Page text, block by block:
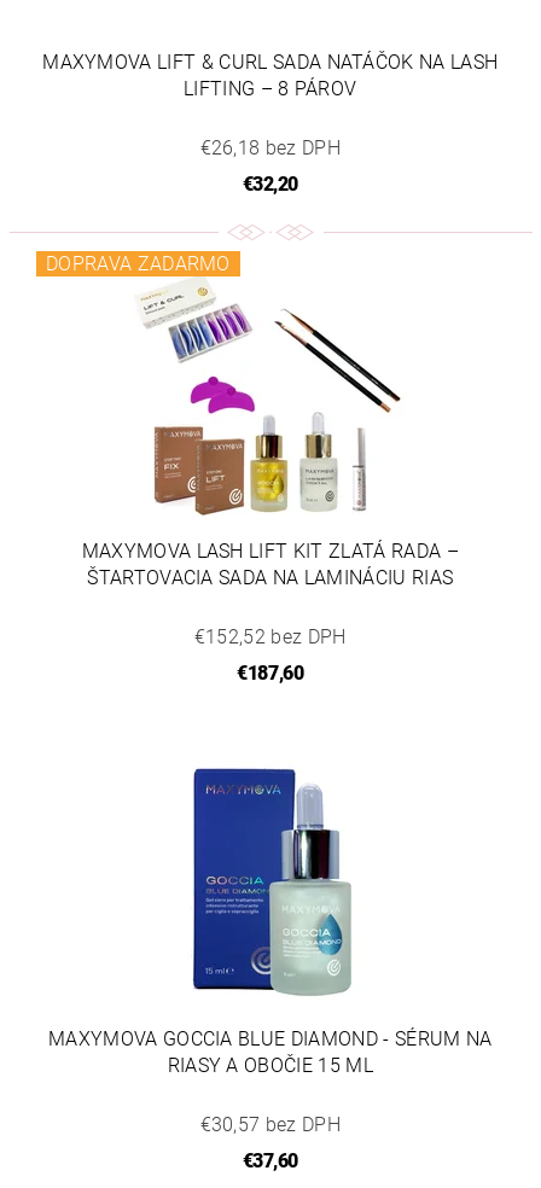
MAXYMOVA LIFT & CURL SADA NATÁČOK NA LASH
LIFTING – 8 PÁROV
€26,18 bez DPH
€32,20
DOPRAVA ZADARMO
MAXYMOVA LASH LIFT KIT ZLATÁ RADA –
ŠTARTOVACIA SADA NA LAMINÁCIU RIAS
€152,52 bez DPH
€187,60
MAXYMOVA GOCCIA BLUE DIAMOND - SÉRUM NA
RIASY A OBOČIE 15 ML
€30,57 bez DPH
€37,60